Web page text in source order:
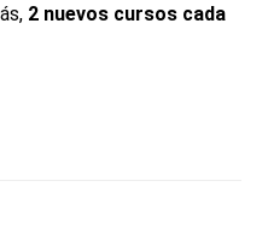
2 nuevos cursos cada